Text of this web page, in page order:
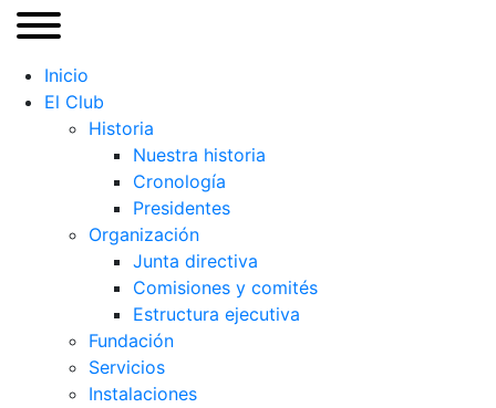
Inicio
El Club
Historia
Nuestra historia
Cronología
Presidentes
Organización
Junta directiva
Comisiones y comités
Estructura ejecutiva
Fundación
Servicios
Instalaciones